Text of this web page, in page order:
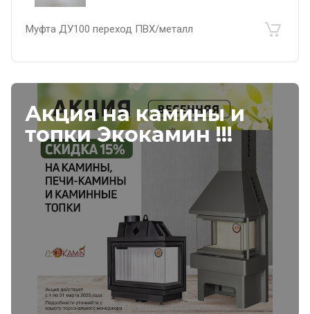
Муфта ДУ100 переход ПВХ/металл
Акция на камины и
топки Экокамин !!!